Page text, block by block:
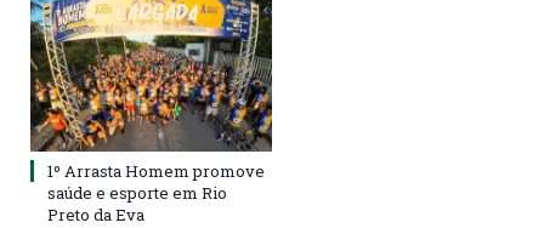
1º Arrasta Homem promove
saúde e esporte em Rio
Preto da Eva